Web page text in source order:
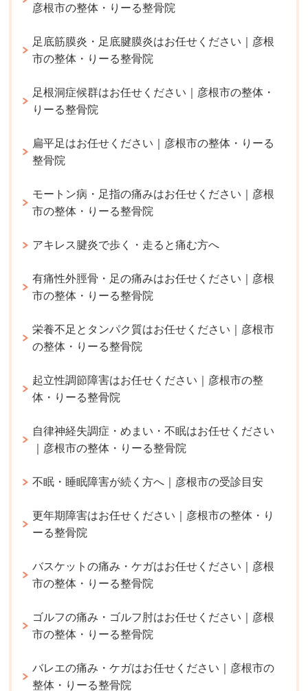
彦根市の整体・りーる整骨院
足底筋膜炎・足底腱膜炎はお任せください｜彦根
市の整体・りーる整骨院
足根洞症候群はお任せください｜彦根市の整体・
りーる整骨院
扁平足はお任せください｜彦根市の整体・りーる
整骨院
モートン病・足指の痛みはお任せください｜彦根
市の整体・りーる整骨院
アキレス腱炎で歩く・走ると痛む方へ
有痛性外脛骨・足の痛みはお任せください｜彦根
市の整体・りーる整骨院
栄養不足とタンパク質はお任せください｜彦根市
の整体・りーる整骨院
起立性調節障害はお任せください｜彦根市の整
体・りーる整骨院
自律神経失調症・めまい・不眠はお任せください
｜彦根市の整体・りーる整骨院
不眠・睡眠障害が続く方へ｜彦根市の受診目安
更年期障害はお任せください｜彦根市の整体・り
ーる整骨院
バスケットの痛み・ケガはお任せください｜彦根
市の整体・りーる整骨院
ゴルフの痛み・ゴルフ肘はお任せください｜彦根
市の整体・りーる整骨院
バレエの痛み・ケガはお任せください｜彦根市の
整体・りーる整骨院